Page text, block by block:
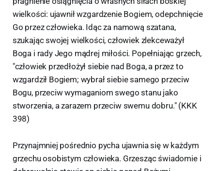
wielkości: ujawnił wzgardzenie Bogiem, odepchnięcie
Go przez człowieka. Idąc za namową szatana,
szukając swojej wielkości, człowiek zlekceważył
Boga i rady Jego mądrej miłości. Popełniając grzech,
"człowiek przedłożył siebie nad Boga, a przez to
wzgardził Bogiem; wybrał siebie samego przeciw
Bogu, przeciw wymaganiom swego stanu jako
stworzenia, a zarazem przeciw swemu dobru." (KKK
398)
Przynajmniej pośrednio pycha ujawnia się w każdym
grzechu osobistym człowieka. Grzesząc świadomie i